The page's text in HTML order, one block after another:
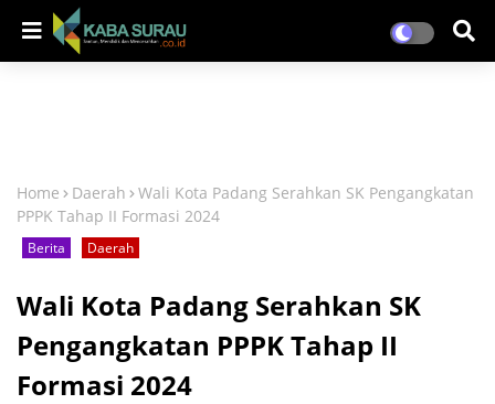
Home Daerah
Wali Kota Padang Serahkan SK Pengangkatan
PPPK Tahap II Formasi 2024
Berita Daerah
Wali Kota Padang Serahkan SK
Pengangkatan PPPK Tahap II
Formasi 2024